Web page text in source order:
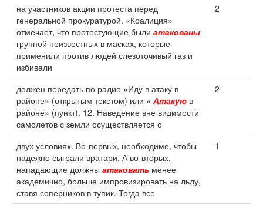
на участников акции протеста перед
генеральной прокуратурой. «Коалиция»
отмечает, что протестующие были атакованы
группой неизвестных в масках, которые
применили против людей слезоточивый газ и
избивали
2
должен передать по радио «Иду в атаку в
районе» (открытым текстом) или « Атакую в
районе» (пункт). 12. Наведение вне видимости
самолетов с земли осуществляется с
2
двух условиях. Во-первых, необходимо, чтобы
надежно сыграли вратари. А во-вторых,
нападающие должны атаковать менее
академично, больше импровизировать на льду,
ставя соперников в тупик. Тогда все
1